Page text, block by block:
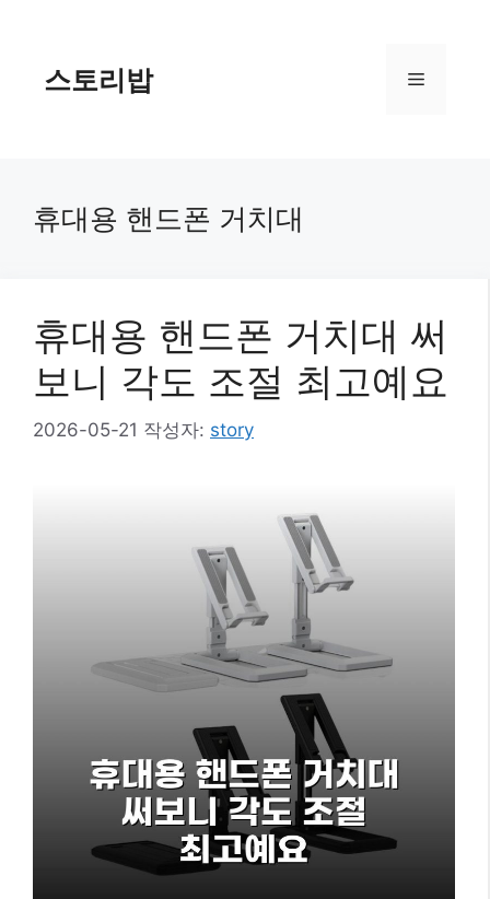
스토리밥 메
휴대용 핸드폰 거치대
휴대용 핸드폰 거치대 써
보니 각도 조절 최고예요
2026-05-21 작성자: story